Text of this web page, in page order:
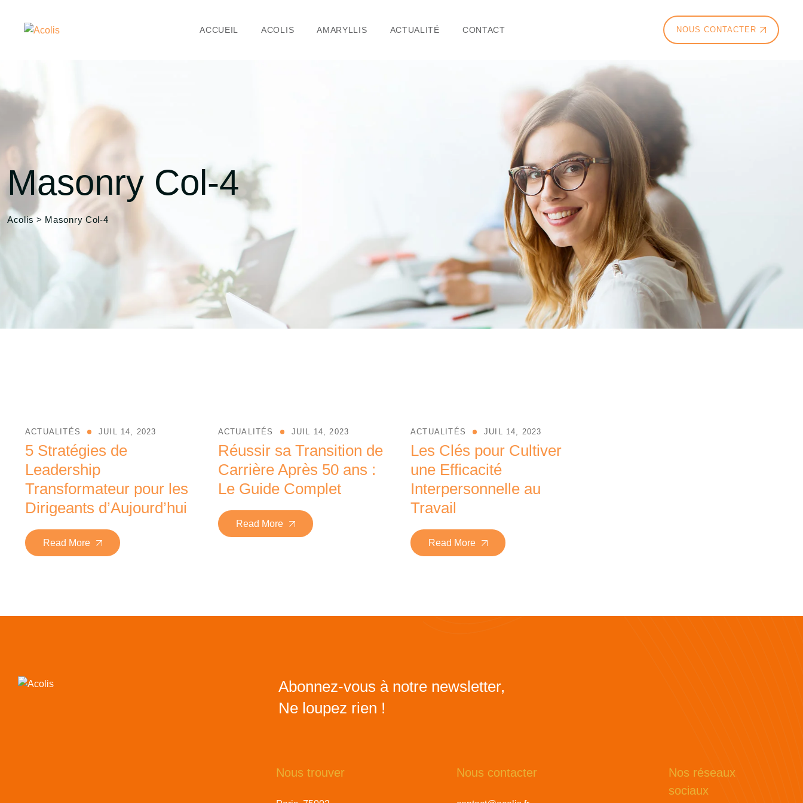
ACCUEIL ACOLIS AMARYLLIS ACTUALITÉ CONTACT NOUS CONTACTER
Masonry Col-4
Acolis > Masonry Col-4
ACTUALITÉS JUIL 14, 2023
5 Stratégies de
Leadership
Transformateur pour les
Dirigeants d’Aujourd’hui
Read More
ACTUALITÉS JUIL 14, 2023
Réussir sa Transition de
Carrière Après 50 ans :
Le Guide Complet
Read More
ACTUALITÉS JUIL 14, 2023
Les Clés pour Cultiver
une Efficacité
Interpersonnelle au
Travail
Read More
Abonnez-vous à notre newsletter,
Ne loupez rien !
Nous trouver Nous contacter
Nos réseaux
sociaux